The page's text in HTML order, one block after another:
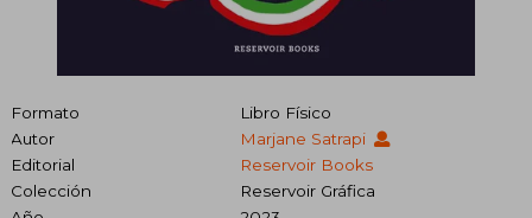
Formato
Libro Físico
Autor
Marjane Satrapi
Editorial
Reservoir Books
Colección
Reservoir Gráfica